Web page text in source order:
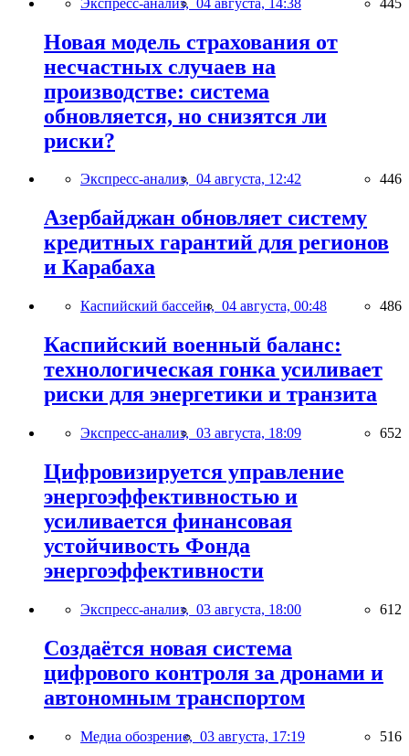
Новая модель страхования от
несчастных случаев на
производстве: система
обновляется, но снизятся ли
риски?
Экспресс-анализ, 04 августа, 12:42 446
Азербайджан обновляет систему
кредитных гарантий для регионов
и Карабаха
Каспийский бассейн, 04 августа, 00:48 486
Каспийский военный баланс:
технологическая гонка усиливает
риски для энергетики и транзита
Экспресс-анализ, 03 августа, 18:09 652
Цифровизируется управление
энергоэффективностью и
усиливается финансовая
устойчивость Фонда
энергоэффективности
Экспресс-анализ, 03 августа, 18:00 612
Создаётся новая система
цифрового контроля за дронами и
автономным транспортом
Медиа обозрение, 03 августа, 17:19 516